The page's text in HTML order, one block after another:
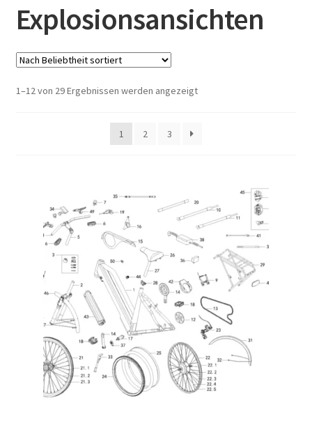
Explosionsansichten
1–12 von 29 Ergebnissen werden angezeigtNach
1
2 3